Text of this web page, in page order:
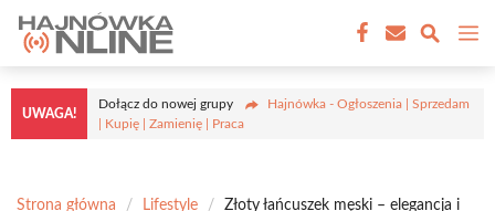
Przejdź
treści
UWAGA!
Dołącz do nowej grupy
Hajnówka - Ogłoszenia | Sprzedam
| Kupię | Zamienię | Praca
Strona główna / Lifestyle /
Złoty łańcuszek męski – elegancja i